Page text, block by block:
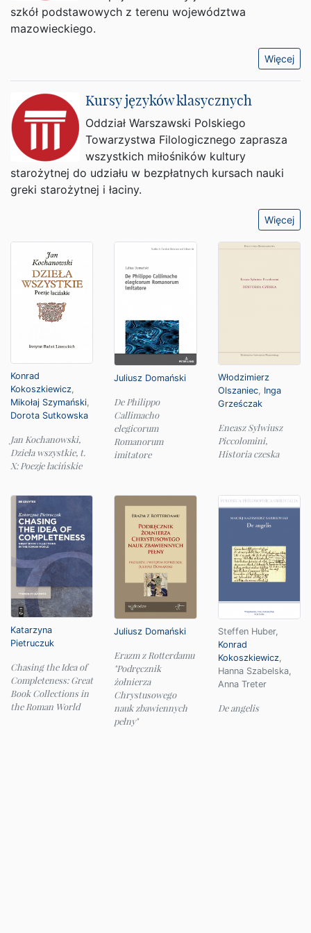
Konrad
Kokoszkiewicz,
Mikołaj Szymański,
Dorota Sutkowska
Jan Kochanowski,
Dzieła wszystkie, t.
X: Poezje łacińskie
Juliusz Domański
De Philippo
Callimacho
elegicorum
Romanorum
imitatore
Włodzimierz
Olszaniec, Inga
Grześczak
Eneasz Sylwiusz
Piccolomini,
Historia czeska
Katarzyna
Pietruczuk
Chasing the Idea of
Completeness: Great
Book Collections in
the Roman World
Juliusz Domański
Erazm z Rotterdamu
"Podręcznik
żołnierza
Chrystusowego
nauk zbawiennych
pełny"
Steffen Huber,
Konrad
Kokoszkiewicz,
Hanna Szabelska,
Anna Treter
De angelis
szkół podstawowych z terenu województwa
mazowieckiego.
Więcej
Kursy języków klasycznych
Oddział Warszawski Polskiego
Towarzystwa Filologicznego zaprasza
wszystkich miłośników kultury
starożytnej do udziału w bezpłatnych kursach nauki
greki starożytnej i łaciny.
Więcej